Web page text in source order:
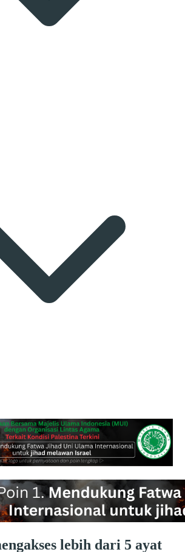
lebih dari 5 ayat